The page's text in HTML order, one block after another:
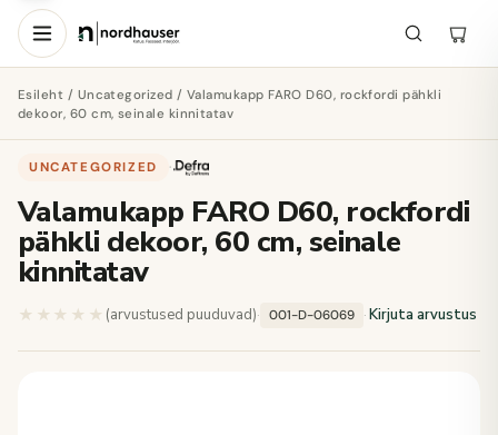
Esileht / Uncategorized / Valamukapp FARO D60, rockfordi pähkli
dekoor, 60 cm, seinale kinnitatav
UNCATEGORIZED ·
Valamukapp FARO D60, rockfordi
pähkli dekoor, 60 cm, seinale
kinnitatav
★★★★★ ★★★★★
(arvustused puuduvad)· 001-D-06069 ·Kirjuta arvustus